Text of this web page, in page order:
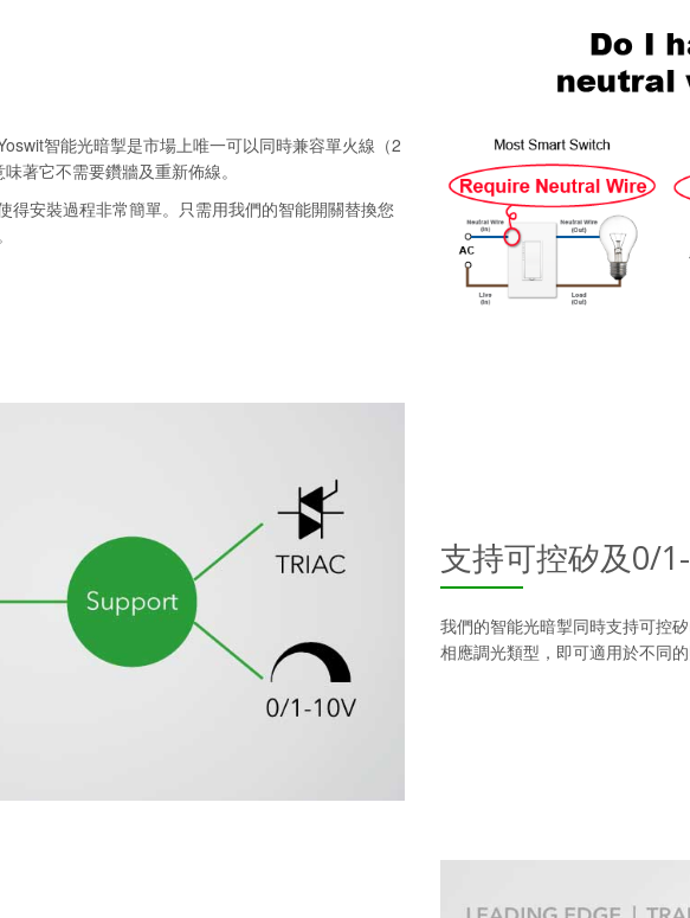
智能光暗掣是市場上唯一可以同時兼容單火線（2
著它不需要鑽牆及重新佈線。
得安裝過程非常簡單。只需用我們的智能開關替換您
支持可控矽及0/
我們的智能光暗掣同時支持可控
相應調光類型，即可適用於不同的